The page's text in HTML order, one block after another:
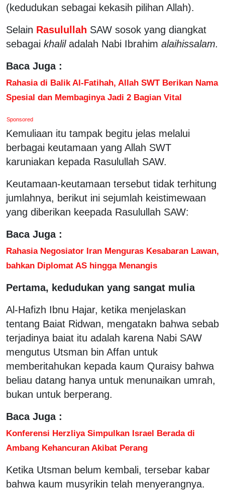
(kedudukan sebagai kekasih pilihan Allah).
Selain Rasulullah SAW sosok yang diangkat
sebagai khalil adalah Nabi Ibrahim alaihissalam.
Baca Juga :
Rahasia di Balik Al-Fatihah, Allah SWT Berikan Nama
Spesial dan Membaginya Jadi 2 Bagian Vital
Sponsored
Kemuliaan itu tampak begitu jelas melalui
berbagai keutamaan yang Allah SWT
karuniakan kepada Rasulullah SAW.
Keutamaan-keutamaan tersebut tidak terhitung
jumlahnya, berikut ini sejumlah keistimewaan
yang diberikan keepada Rasulullah SAW:
Baca Juga :
Rahasia Negosiator Iran Menguras Kesabaran Lawan,
bahkan Diplomat AS hingga Menangis
Pertama, kedudukan yang sangat mulia
Al-Hafizh Ibnu Hajar, ketika menjelaskan
tentang Baiat Ridwan, mengatakn bahwa sebab
terjadinya baiat itu adalah karena Nabi SAW
mengutus Utsman bin Affan untuk
memberitahukan kepada kaum Quraisy bahwa
beliau datang hanya untuk menunaikan umrah,
bukan untuk berperang.
Baca Juga :
Konferensi Herzliya Simpulkan Israel Berada di
Ambang Kehancuran Akibat Perang
Ketika Utsman belum kembali, tersebar kabar
bahwa kaum musyrikin telah menyerangnya.